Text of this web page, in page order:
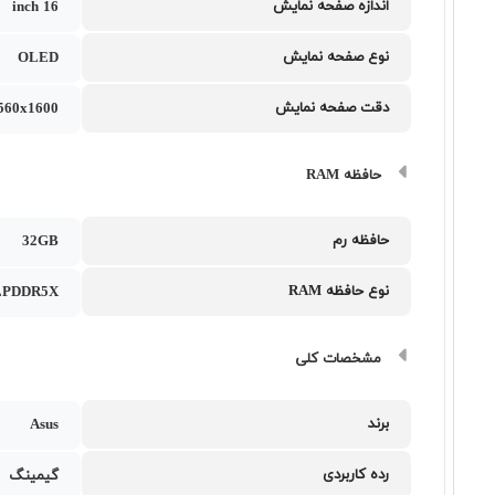
اندازه صفحه نمایش 16 inch
نوع صفحه نمایش OLED
دقت صفحه نمایش
حافظه RAM
حافظه رم 32GB
نوع حافظه RAM
مشخصات کلی
برند Asus
رده کاربردی گیمینگ